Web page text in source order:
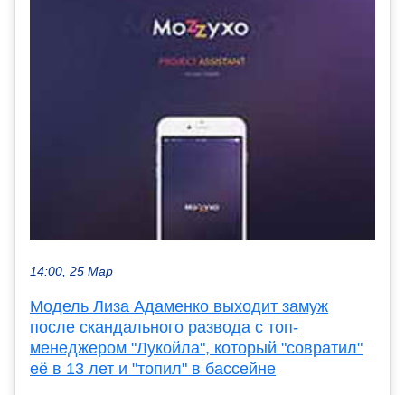
14:00, 25 Мар
Модель Лиза Адаменко выходит замуж
после скандального развода с топ-
менеджером "Лукойла", который "совратил"
её в 13 лет и "топил" в бассейне